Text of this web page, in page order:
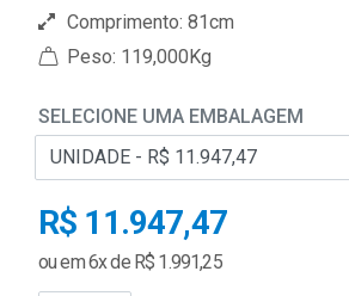
Comprimento: 81cm
Peso: 119,000Kg
SELECIONE UMA EMBALAGEM
R$ 11.947,47
ou em 6x de R$ 1.991,25